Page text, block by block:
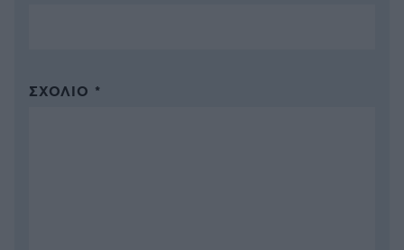
ΣΧΌΛΙΟ *